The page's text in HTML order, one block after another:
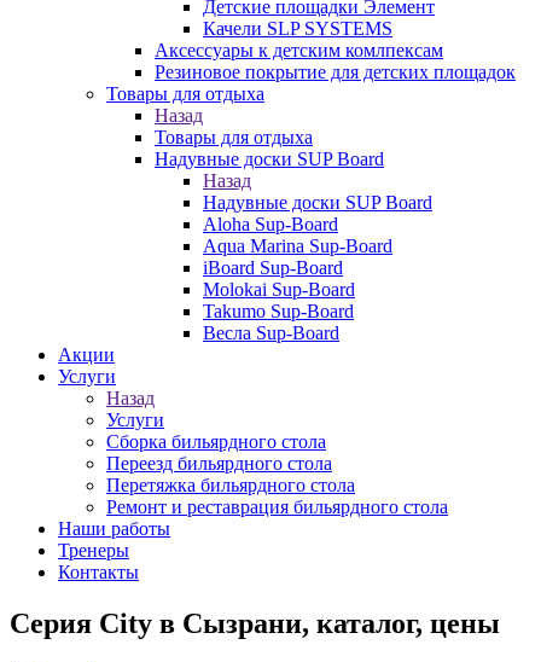
Детские площадки Элемент
Качели SLP SYSTEMS
Аксессуары к детским комлпексам
Резиновое покрытие для детских площадок
Товары для отдыха
Назад
Товары для отдыха
Надувные доски SUP Board
Назад
Надувные доски SUP Board
Aloha Sup-Board
Aqua Marina Sup-Board
iBoard Sup-Board
Molokai Sup-Board
Takumo Sup-Board
Весла Sup-Board
Акции
Услуги
Назад
Услуги
Сборка бильярдного стола
Переезд бильярдного стола
Перетяжка бильярдного стола
Ремонт и реставрация бильярдного стола
Наши работы
Тренеры
Контакты
Серия City в Сызрани, каталог, цены